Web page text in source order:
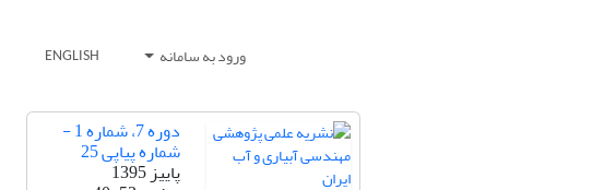
ورود به سامانه ENGLISH
دوره 7، شماره 1 -
شماره پیاپی 25
پاییز 1395